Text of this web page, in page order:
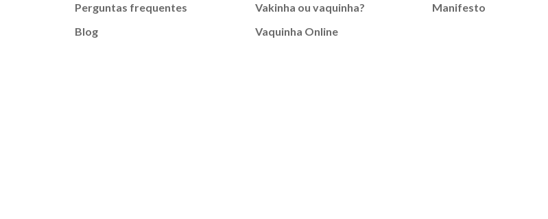
Perguntas frequentes
Blog
Vakinha ou vaquinha?
Vaquinha Online
Manifesto